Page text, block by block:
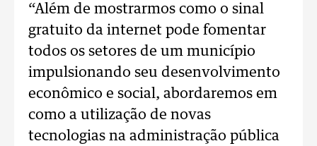
“Além de mostrarmos como o sinal
gratuito da internet pode fomentar
todos os setores de um município
impulsionando seu desenvolvimento
econômico e social, abordaremos em
como a utilização de novas
tecnologias na administração pública